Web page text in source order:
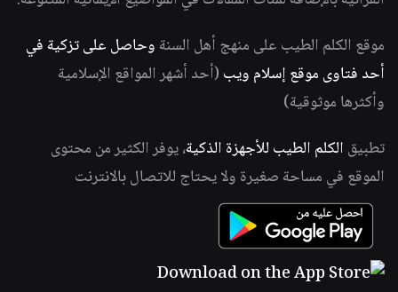
موقع الكلم الطيب على منهج أهل السنة وحاصل على تزكية في
أحد فتاوى موقع إسلام ويب (أحد أشهر المواقع الإسلامية
وأكثرها موثوقية)
تطبيق الكلم الطيب للأجهزة الذكية، يوفر الكثير من محتوى
الموقع في مساحة صغيرة ولا يحتاج للاتصال بالانترنت